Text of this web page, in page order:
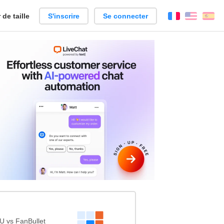
de taille S'inscrire Se connecter FrançaisEnglish
vs FanBullet